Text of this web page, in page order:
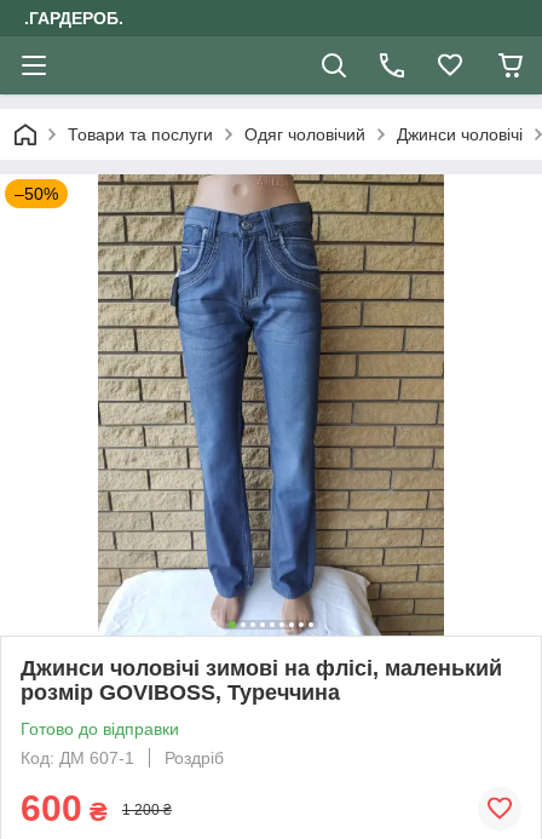
.ГАРДЕРОБ.
Товари та послуги Одяг чоловічий Джинси чоловічі
–50%
Джинси чоловічі зимові на флісі, маленький
розмір GOVIBOSS, Туреччина
Готово до відправки
Код: ДМ 607-1
Роздріб
600 ₴ 1 200 ₴